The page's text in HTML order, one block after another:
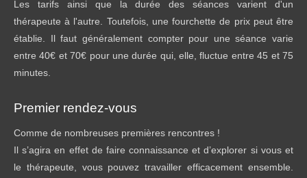
Les tarifs ainsi que la durée des séances varient d'un
thérapeute à l'autre. Toutefois, une fourchette de prix peut être
établie. Il faut généralement compter pour une séance varie
entre 40€ et 70€ pour une durée qui, elle, fluctue entre 45 et 75
minutes.
Premier rendez-vous
Comme de nombreuses premières rencontres !
Il s’agira en effet de faire connaissance et d’explorer si vous et
le thérapeute, vous pouvez travailler efficacement ensemble.